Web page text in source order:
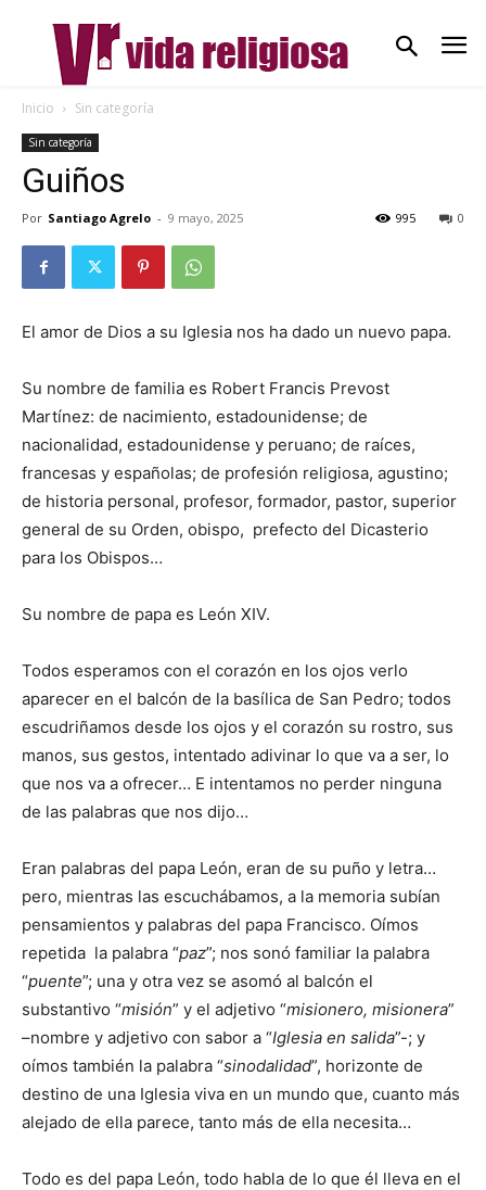
Inicio Sin categoría
Sin categoría
Guiños
Por Santiago Agrelo - 9 mayo, 2025 0
995
El amor de Dios a su Iglesia nos ha dado un nuevo papa.
Su nombre de familia es Robert Francis Prevost
Martínez: de nacimiento, estadounidense; de
nacionalidad, estadounidense y peruano; de raíces,
francesas y españolas; de profesión religiosa, agustino;
de historia personal, profesor, formador, pastor, superior
general de su Orden, obispo, prefecto del Dicasterio
para los Obispos…
Su nombre de papa es León XIV.
Todos esperamos con el corazón en los ojos verlo
aparecer en el balcón de la basílica de San Pedro; todos
escudriñamos desde los ojos y el corazón su rostro, sus
manos, sus gestos, intentado adivinar lo que va a ser, lo
que nos va a ofrecer… E intentamos no perder ninguna
de las palabras que nos dijo…
Eran palabras del papa León, eran de su puño y letra…
pero, mientras las escuchábamos, a la memoria subían
pensamientos y palabras del papa Francisco. Oímos
repetida la palabra “paz”; nos sonó familiar la palabra
“puente”; una y otra vez se asomó al balcón el
substantivo “misión” y el adjetivo “misionero, misionera”
–nombre y adjetivo con sabor a “Iglesia en salida”-; y
oímos también la palabra “sinodalidad”, horizonte de
destino de una Iglesia viva en un mundo que, cuanto más
alejado de ella parece, tanto más de ella necesita…
Todo es del papa León, todo habla de lo que él lleva en el